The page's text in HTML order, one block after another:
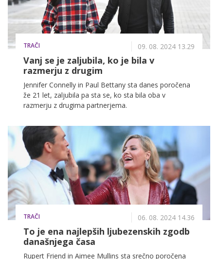
TRAČI 09. 08. 2024 13.29
Vanj se je zaljubila, ko je bila v
razmerju z drugim
Jennifer Connelly in Paul Bettany sta danes poročena
že 21 let, zaljubila pa sta se, ko sta bila oba v
razmerju z drugima partnerjema.
TRAČI 06. 08. 2024 14.36
To je ena najlepših ljubezenskih zgodb
današnjega časa
Rupert Friend in Aimee Mullins sta srečno poročena